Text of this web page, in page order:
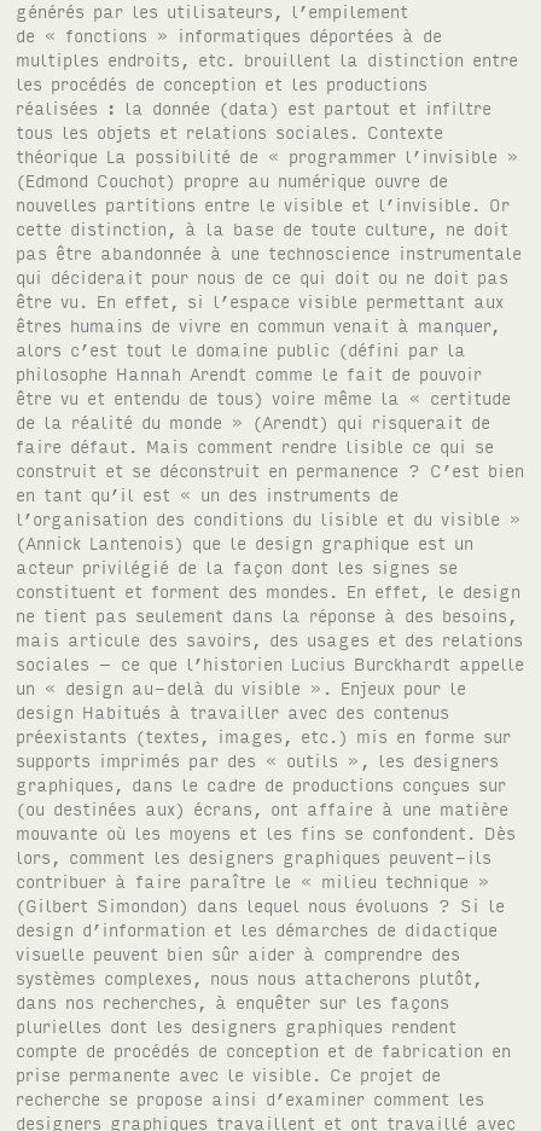
générés par les utilisateurs, l’empilement
de « fonctions » informatiques déportées à de
multiples endroits, etc. brouillent la distinction entre
les procédés de conception et les productions
réalisées : la donnée (data) est partout et infiltre
tous les objets et relations sociales. Contexte
théorique La possibilité de « programmer l’invisible »
(Edmond Couchot) propre au numérique ouvre de
nouvelles partitions entre le visible et l’invisible. Or
cette distinction, à la base de toute culture, ne doit
pas être abandonnée à une technoscience instrumentale
qui déciderait pour nous de ce qui doit ou ne doit pas
être vu. En effet, si l’espace visible permettant aux
êtres humains de vivre en commun venait à manquer,
alors c’est tout le domaine public (défini par la
philosophe Hannah Arendt comme le fait de pouvoir
être vu et entendu de tous) voire même la « certitude
de la réalité du monde » (Arendt) qui risquerait de
faire défaut. Mais comment rendre lisible ce qui se
construit et se déconstruit en permanence ? C’est bien
en tant qu’il est « un des instruments de
l’organisation des conditions du lisible et du visible »
(Annick Lantenois) que le design graphique est un
acteur privilégié de la façon dont les signes se
constituent et forment des mondes. En effet, le design
ne tient pas seulement dans la réponse à des besoins,
mais articule des savoirs, des usages et des relations
sociales – ce que l’historien Lucius Burckhardt appelle
un « design au-delà du visible ». Enjeux pour le
design Habitués à travailler avec des contenus
préexistants (textes, images, etc.) mis en forme sur
supports imprimés par des « outils », les designers
graphiques, dans le cadre de productions conçues sur
(ou destinées aux) écrans, ont affaire à une matière
mouvante où les moyens et les fins se confondent. Dès
lors, comment les designers graphiques peuvent-ils
contribuer à faire paraître le « milieu technique »
(Gilbert Simondon) dans lequel nous évoluons ? Si le
design d’information et les démarches de didactique
visuelle peuvent bien sûr aider à comprendre des
systèmes complexes, nous nous attacherons plutôt,
dans nos recherches, à enquêter sur les façons
plurielles dont les designers graphiques rendent
compte de procédés de conception et de fabrication en
prise permanente avec le visible. Ce projet de
recherche se propose ainsi d’examiner comment les
designers graphiques travaillent et ont travaillé avec